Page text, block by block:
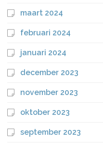
maart 2024
februari 2024
januari 2024
december 2023
november 2023
oktober 2023
september 2023